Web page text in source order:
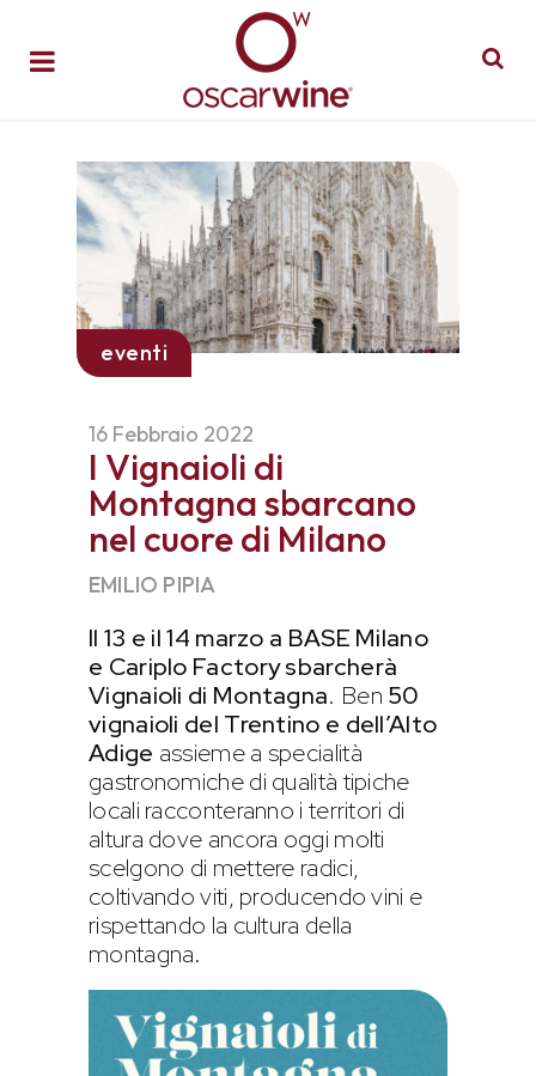
eventi
16 Febbraio 2022
I Vignaioli di
Montagna sbarcano
nel cuore di Milano
EMILIO PIPIA
Il 13 e il 14 marzo a BASE Milano
e Cariplo Factory sbarcherà
Vignaioli di Montagna. Ben 50
vignaioli del Trentino e dell’Alto
Adige assieme a specialità
gastronomiche di qualità tipiche
locali racconteranno i territori di
altura dove ancora oggi molti
scelgono di mettere radici,
coltivando viti, producendo vini e
rispettando la cultura della
montagna.